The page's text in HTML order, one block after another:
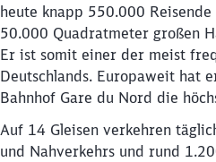
heute knapp 550.000
50.000 Quadratmeter großen
Er ist somit einer der meist
Deutschlands. Europaweit hat
Bahnhof Gare du Nord die
Auf 14 Gleisen verkehren
und Nahverkehrs und rund